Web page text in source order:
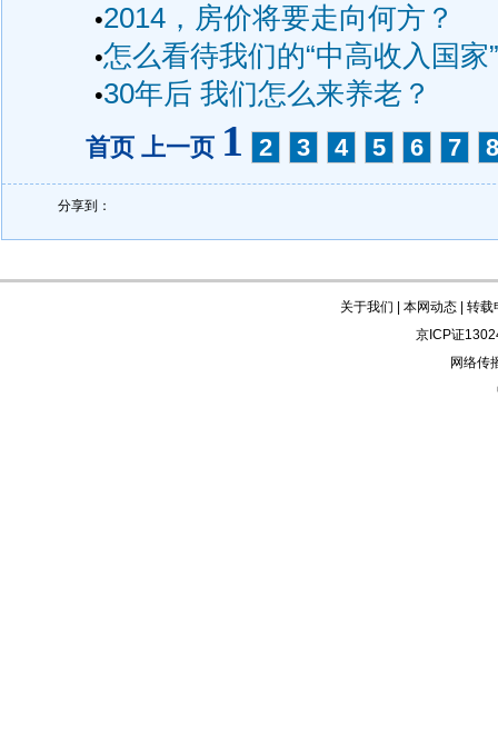
•2014，房价将要走向何方？
•怎么看待我们的“中高收入国家
•30年后 我们怎么来养老？
首页 上一页 1 2 3 4 5 6 7 8
分享到：
关于我们 本网动态
转载
京ICP证
网络传